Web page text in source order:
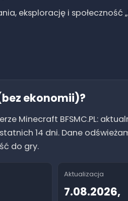
eksplorację i społeczność
ekonomii)?
Minecraft BFSMC.PL:
14 dni. Dane
do gry.
Aktualizacja
7.08.2026,